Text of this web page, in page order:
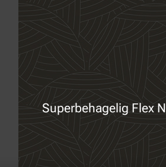
Superbehagelig Flex